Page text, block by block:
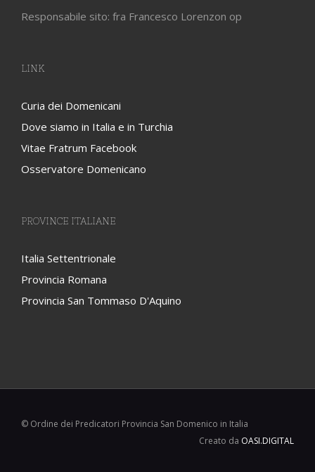
Responsabile sito: fra Francesco Lorenzon op
LINK
Curia dei Domenicani
Dove siamo in Italia e in Turchia
Vitae Fratrum Facebook
Osservatore Domenicano
PROVINCE ITALIANE
Italia Settentrionale
Provincia Romana
Provincia San Tommaso D'Aquino
© Ordine dei Predicatori Provincia San Domenico in Italia
Creato da OASI.DIGITAL